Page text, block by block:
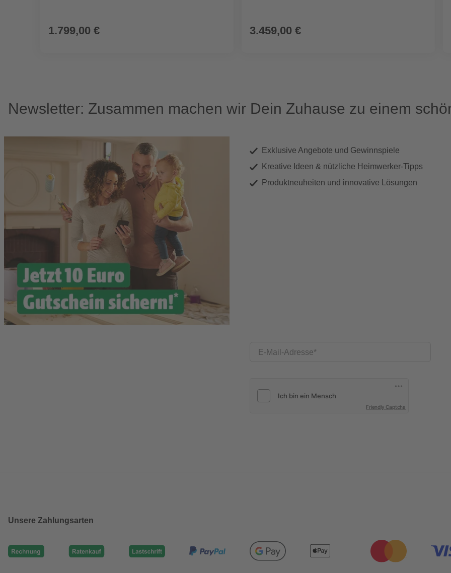
1.799,00 € 3.459,00 €
Newsletter: Zusammen machen wir Dein Zuhause zu einem
Exklusive Angebote und Gewinnspiele
Kreative Ideen & nützliche Heimwerker-Tipps
Produktneuheiten und innovative Lösungen
E-Mail-Adresse
Friendly Captcha
Unsere Zahlungsarten